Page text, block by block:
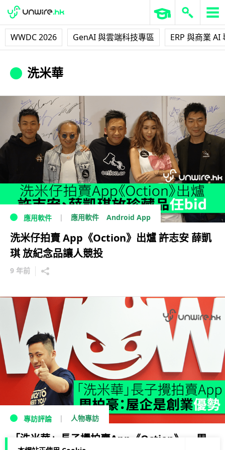
WWDC 2026 GenAI 與雲端科技專區 ERP 與商業 AI
洗米華
應用軟件 應用軟件 Android App
洗米仔拍賣 App《Oction》出爐 許志安 薛凱
琪 放紀念品讓人競投
9 年前
專訪評論 人物專訪
「洗米華」長子攪拍賣App《Oction》 周